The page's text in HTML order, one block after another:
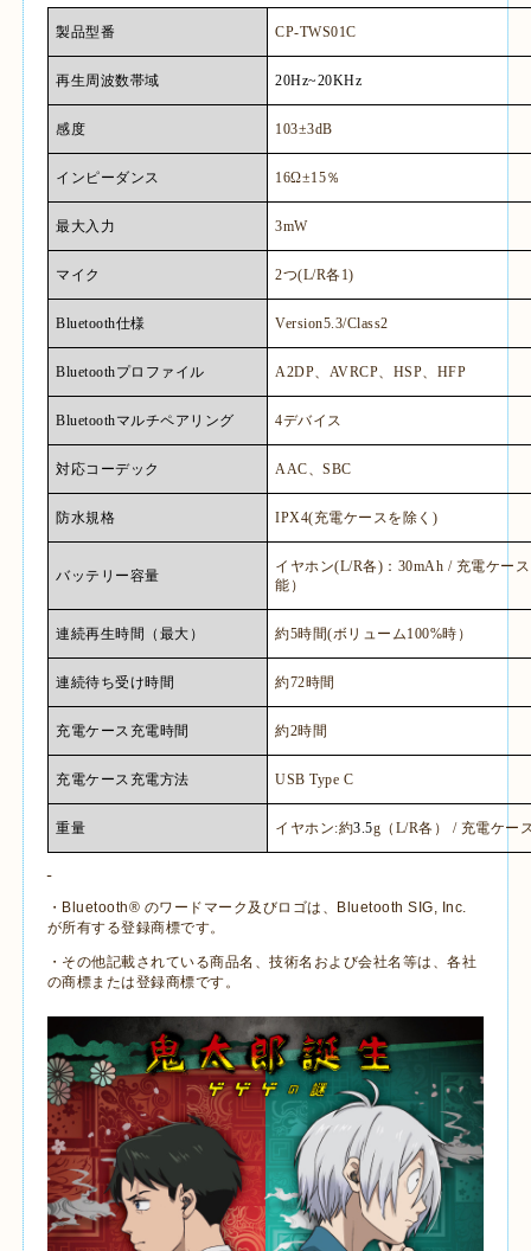
製品型番 CP-TWS01C
再生周波数帯域 20Hz~20KHz
感度 103±3dB
インピーダンス 16Ω±15％
最大入力 3mW
マイク 2つ(L/R各 1)
Bluetooth仕様 Version5.3/Class2
Bluetoothプロファイル A2DP AVRCP HSP HFP
Bluetoothマルチペアリング 4デバイス
対応コーデック AAC 、SBC
防水規格 IPX4(充電ケースを除く )
バッテリー容量
イヤホン(L/R各) ： 30mAh / 充電ケー
能）
連続再生時間（最大） 約5時間(ボリューム100%時）
連続待ち受け時間 約72時間
充電ケース充電時間 約2時間
充電ケース充電方法 USB Type C
重量 イヤホン:約3.5g （ L/R各） / 充電ケー
・ Bluetooth® のワードマーク及びロゴは、 Bluetooth SIG, Inc.
が所有する登録商標です。
・その他記載されている商品名、技術名および会社名等は、各社
の商標または登録商標です。